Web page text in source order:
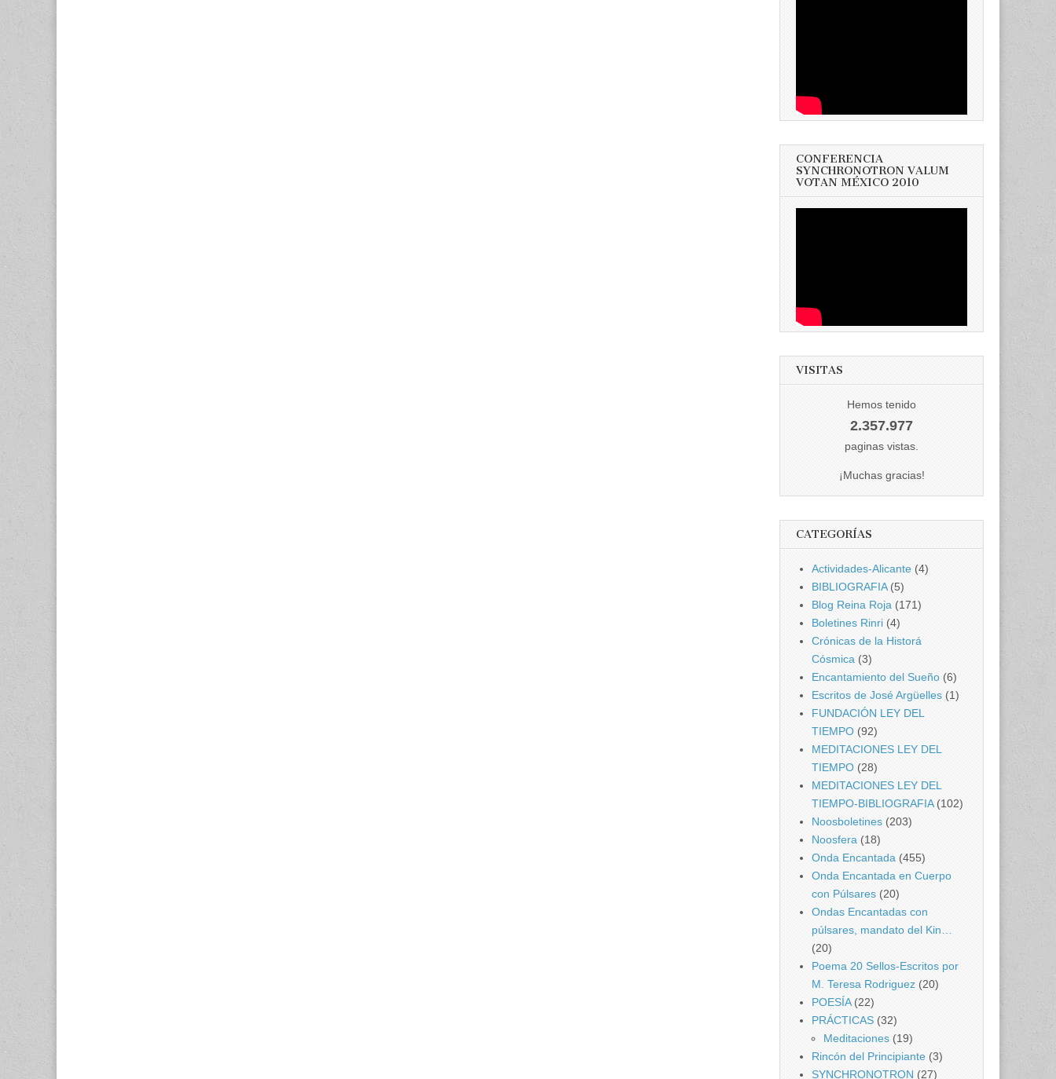
CONFERENCIA
SYNCHRONOTRON VALUM
VOTAN MÉXICO 2010
VISITAS
Hemos tenido
2.357.977
paginas vistas.
¡Muchas gracias!
CATEGORÍAS
Actividades-Alicante (4)
BIBLIOGRAFIA(5)
Blog Reina Roja (171)
Boletines Rinri (4)
Crónicas de la Historá
Cósmica (3)
Encantamiento del Sueño (6)
Escritos de José Argüelles (1)
FUNDACIÓN LEY DEL
TIEMPO (92)
MEDITACIONES LEY DEL
TIEMPO (28)
MEDITACIONES LEY DEL
TIEMPO-BIBLIOGRAFIA(102)
Noosboletines (203)
Noosfera (18)
Onda Encantada (455)
Onda Encantada en Cuerpo
con Púlsares (20)
Ondas Encantadas con
púlsares, mandato del Kin…
(20)
Poema 20 Sellos-Escritos por
M. Teresa Rodriguez (20)
POESÍA(22)
PRÁCTICAS (32)
Meditaciones (19)
Rincón del Principiante (3)
SYNCHRONOTRON (27)